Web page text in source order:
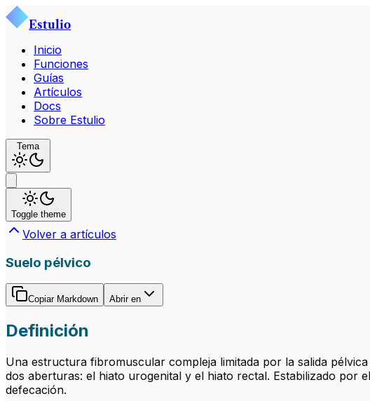
Estulio
Inicio
Funciones
Guías
Artículos
Docs
Sobre Estulio
Tema
Toggle theme
Volver a artículos
Suelo pélvico
Copiar Markdown Abrir en
Definición
Una estructura fibromuscular compleja limitada por la salida
dos aberturas: el hiato urogenital y el hiato rectal. Estabilizado
defecación.